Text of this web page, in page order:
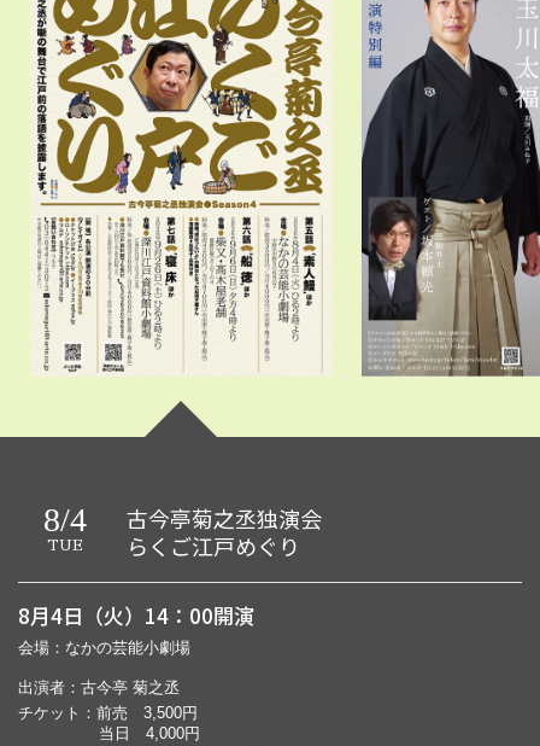
8/4
TUE
古今亭菊之丞独演会
らくご江戸めぐり
8月4日（火）14：00開演
会場：なかの芸能小劇場
出演者：古今亭 菊之丞
チケット：前売 3,500円
当日 4,000円